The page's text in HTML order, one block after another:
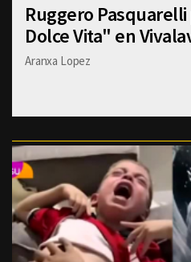
Ruggero
Dolce Vita" en
Aranxa Lopez